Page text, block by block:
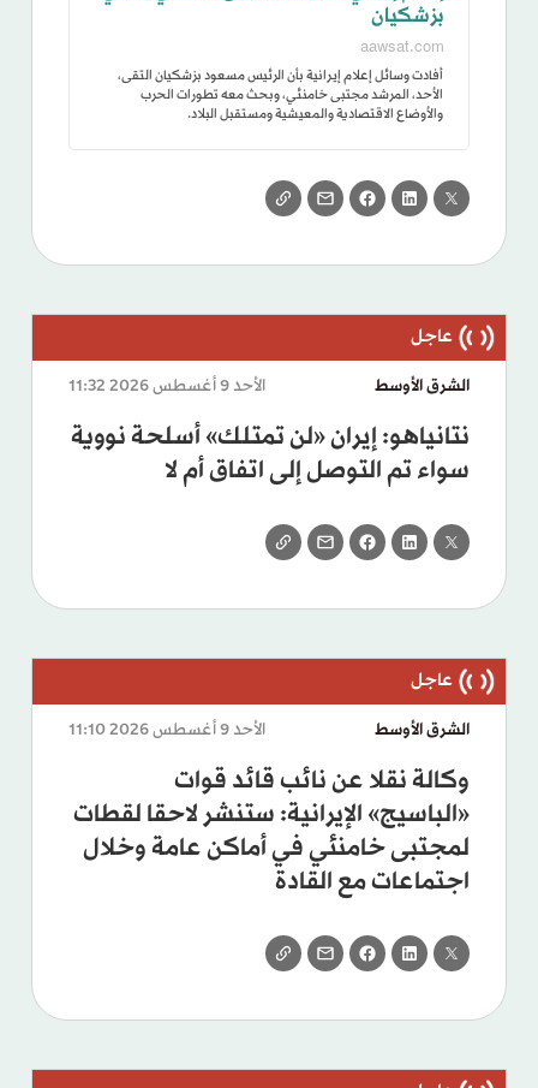
بزشكيان
aawsat.com
أفادت وسائل إعلام إيرانية بأن الرئيس مسعود بزشكيان التقى،
الأحد، المرشد مجتبى خامنئي، وبحث معه تطورات الحرب
والأوضاع الاقتصادية والمعيشية ومستقبل البلاد.
الأحد 9 أغسطس 2026 11:32 الشرق الأوسط
نتانياهو: إيران «لن تمتلك» أسلحة نووية
سواء تم التوصل إلى اتفاق أم لا
الأحد 9 أغسطس 2026 11:10 الشرق الأوسط
وكالة نقلا عن نائب قائد قوات
«الباسيج» الإيرانية: ستنشر لاحقا لقطات
لمجتبى خامنئي في أماكن عامة وخلال
اجتماعات مع القادة